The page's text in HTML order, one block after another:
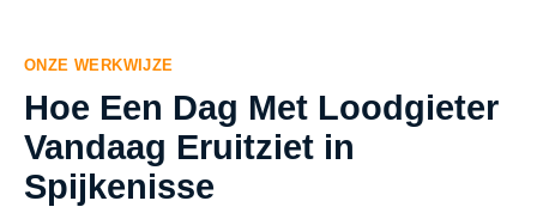
ONZE WERKWIJZE
Hoe Een Dag Met Loodgieter
Vandaag Eruitziet in
Spijkenisse